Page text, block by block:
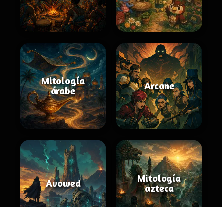
Mitología
árabe
Arcane
Avowed
Mitología
azteca